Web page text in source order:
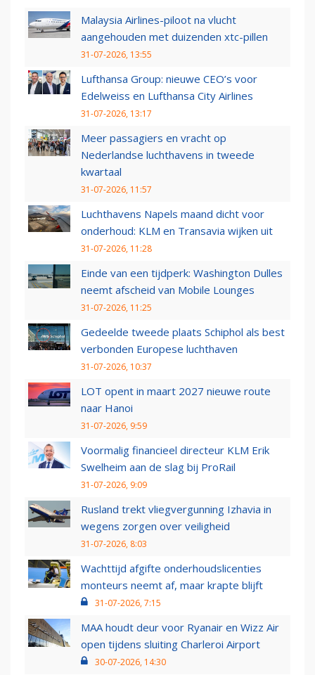
Malaysia Airlines-piloot na vlucht
aangehouden met duizenden xtc-pillen
31-07-2026, 13:55
Lufthansa Group: nieuwe CEO’s voor
Edelweiss en Lufthansa City Airlines
31-07-2026, 13:17
Meer passagiers en vracht op
Nederlandse luchthavens in tweede
kwartaal
31-07-2026, 11:57
Luchthavens Napels maand dicht voor
onderhoud: KLM en Transavia wijken uit
31-07-2026, 11:28
Einde van een tijdperk: Washington Dulles
neemt afscheid van Mobile Lounges
31-07-2026, 11:25
Gedeelde tweede plaats Schiphol als best
verbonden Europese luchthaven
31-07-2026, 10:37
LOT opent in maart 2027 nieuwe route
naar Hanoi
31-07-2026, 9:59
Voormalig financieel directeur KLM Erik
Swelheim aan de slag bij ProRail
31-07-2026, 9:09
Rusland trekt vliegvergunning Izhavia in
wegens zorgen over veiligheid
31-07-2026, 8:03
Wachttijd afgifte onderhoudslicenties
monteurs neemt af, maar krapte blijft
31-07-2026, 7:15
MAA houdt deur voor Ryanair en Wizz Air
open tijdens sluiting Charleroi Airport
30-07-2026, 14:30